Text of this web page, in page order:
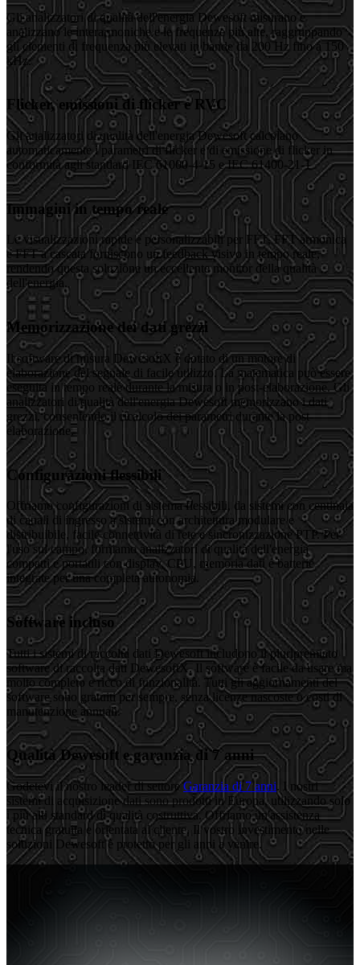
Gli analizzatori di qualità dell'energia Dewesoft misurano e
analizzano le interarmoniche e le frequenze più alte, raggruppando
gli elementi di frequenza più elevati in bande da 200 Hz fino a 150
kHz.
Flicker, emissioni di flicker e RVC
Gli analizzatori di qualità dell'energia Dewesoft calcolano
automaticamente i parametri di flicker e di emissione di flicker in
conformità agli standard IEC 61000-4-15 e IEC 61400-21-1
Immagini in tempo reale
Le visualizzazioni rapide e personalizzabili per FFT, FFT armonica
e FFT a cascata forniscono un feedback visivo in tempo reale,
rendendo questa soluzione un eccellente monitor della qualità
dell'energia.
Memorizzazione dei dati grezzi
Il software di misura DewesoftX è dotato di un motore di
elaborazione del segnale di facile utilizzo. La matematica può essere
eseguita in tempo reale durante la misura o in post-elaborazione. Gli
analizzatori di qualità dell'energia Dewesoft memorizzano i dati
grezzi, consentendo il ricalcolo dei parametri durante la post-
elaborazione.
Configurazioni flessibili
Offriamo configurazioni di sistema flessibili, da sistemi con centinaia
di canali di ingresso a sistemi con architettura modulare e
distribuibile, facile connettività di rete e sincronizzazione PTP. Per
l'uso sul campo, forniamo analizzatori di qualità dell'energia
compatti e portatili con display, CPU, memoria dati e batterie
integrate per una completa autonomia.
Software incluso
Tutti i sistemi di raccolta dati Dewesoft includono il pluripremiato
software di raccolta dati DewesoftX. Il software è facile da usare ma
molto completo e ricco di funzionalità. Tutti gli aggiornamenti del
software sono gratuiti per sempre, senza licenze nascoste o costi di
manutenzione annuali.
Qualità Dewesoft e garanzia di 7 anni
Godetevi il nostro leader di settoreGaranzia di 7 anni. I nostri
sistemi di acquisizione dati sono prodotti in Europa, utilizzando solo
i più alti standard di qualità costruttiva. Offriamo un'assistenza
tecnica gratuita e orientata al cliente. Il vostro investimento nelle
soluzioni Dewesoft è protetto per gli anni a venire.